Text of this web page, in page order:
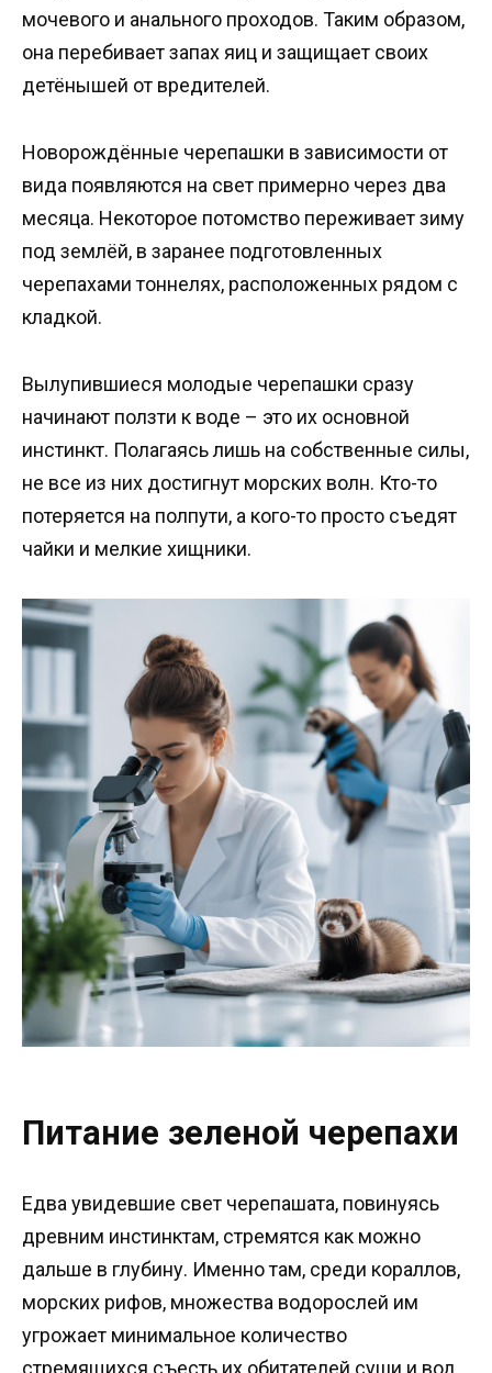
мочевого и анального проходов. Таким образом,
она перебивает запах яиц и защищает своих
детёнышей от вредителей.
Новорождённые черепашки в зависимости от
вида появляются на свет примерно через два
месяца. Некоторое потомство переживает зиму
под землёй, в заранее подготовленных
черепахами тоннелях, расположенных рядом с
кладкой.
Вылупившиеся молодые черепашки сразу
начинают ползти к воде – это их основной
инстинкт. Полагаясь лишь на собственные силы,
не все из них достигнут морских волн. Кто-то
потеряется на полпути, а кого-то просто съедят
чайки и мелкие хищники.
Питание зеленой черепахи
Едва увидевшие свет черепашата, повинуясь
древним инстинктам, стремятся как можно
дальше в глубину. Именно там, среди кораллов,
морских рифов, множества водорослей им
угрожает минимальное количество
стремящихся съесть их обитателей суши и вод.